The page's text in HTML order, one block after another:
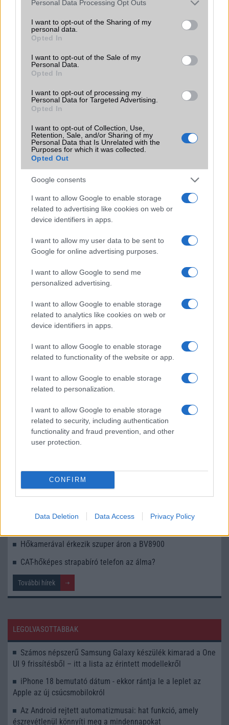
not limited to your visit or usage behaviour. You may click to
grant or deny consent to Google and its third-party tags to
use your data for below specified purposes in below Google
consent section.
Personal Data Processing Opt Outs
I want to opt-out of the Sharing of my
personal data.
Opted In
I want to opt-out of the Sale of my
Personal Data.
Opted In
I want to opt-out of processing my
Personal Data for Targeted Advertising.
Opted In
I want to opt-out of Collection, Use,
Retention, Sale, and/or Sharing of my
Personal Data that Is Unrelated with the
Purposes for which it was collected.
Opted Out
Google consents
I want to allow Google to enable storage
related to advertising like cookies on web or
device identifiers in apps.
I want to allow my user data to be sent to
Google for online advertising purposes.
I want to allow Google to send me
personalized advertising.
I want to allow Google to enable storage
related to analytics like cookies on web or
device identifiers in apps.
I want to allow Google to enable storage
related to functionality of the website or app.
I want to allow Google to enable storage
related to personalization.
I want to allow Google to enable storage
related to security, including authentication
functionality and fraud prevention, and other
user protection.
CONFIRM
Data Deletion Data Access Privacy Policy
Már kapható a Doogee S98 Pro
hőkamerával és éjjellátóval
2022.06.08
A mai naptól, június 8-tól kapható a Doogee S98 Pro
strapatelefon Alien ihletésű dizájnnal
Hamarosan jön a Doogee S98 Pro
hőképalkotással és földönkívüli
dizájnnal
2022.04.27
Június elején érkezik a Doogee harmadik modellje az idei
évben. Az S98 utódja, különleges kamera jellemzőkkel
rendelkezik.
Nyilvános a földönkívüliek ihlette
Doogee S98 Pro strapafon ára és
2022.05.17
Június 6-án jelenik meg az új telefon és jelentős
Ez lehet a jövő legkeresettebb
okostelefonja
2024.06.21| GSM Arena
A Doogee bemutatja legújabb okostelefonját, a V40 Pro-t,
amely lenyűgöző specifikációkkal és innovatív funkciókkal
érkezik, hogy a technológia szerelmeseinek új élményeket
Hamarosan jön a Doogee S98 Pro hőképalkotással és
földönkívüli dizájnnal
Nyilvános a földönkívüliek ihlette Doogee S98 Pro
Hőkamerával érkezik szuper áron a BV8900
CAT-hőképes strapabíró telefon az álma?
További hírek
LEGOLVASOTTABBAK
Számos népszerű Samsung Galaxy készülék kimarad a One
UI 9 frissítésből – itt a lista az érintett modellekről
iPhone 18 bemutató dátum - ekkor rántja le a leplet az
Apple az új csúcsmobilokról
Az Android rejtett automatizmusai: hat funkció, amely
észrevétlenül könnyíti meg a mindennapokat